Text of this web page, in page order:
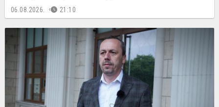
06.08.2026. 21:10